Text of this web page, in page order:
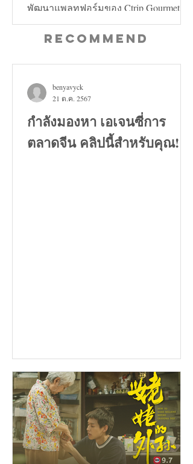
พัฒนาแพลทฟอร์มของ Ctrip Gourmet จะ
ช่วยเพิ่มทั้งในด้าน Value และ...
Recommend
กำลังมองหา เอเจนซี่การ
ตลาดจีน คลิปนี้สำหรับคุณ!
benyavyck
21 ต.ค. 2567